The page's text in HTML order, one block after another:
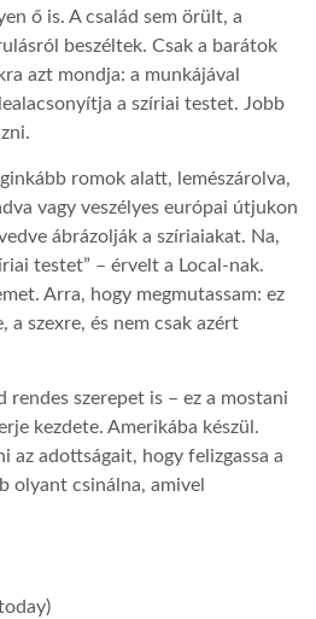
ő is. A család sem örült, a
beszéltek. Csak a barátok
azt mondja: a munkájával
a szíriai testet. Jobb
romok alatt, lemészárolva,
vagy veszélyes európai útjukon
ábrázolják a szíriaiakat. Na,
testet” – érvelt a Local-nak.
Arra, hogy megmutassam: ez
a szexre, és nem csak azért
rendes szerepet is – ez a mostani
kezdete. Amerikába készül.
az adottságait, hogy felizgassa a
olyant csinálna, amivel